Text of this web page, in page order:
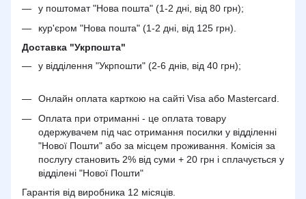
у поштомат "Нова пошта" (1-2 дні, від 80 грн);
кур'єром "Нова пошта" (1-2 дні, від 125 грн).
Доставка "Укрпошта"
у відділення "Укрпошти" (2-6 днів, від 40 грн);
Онлайн оплата карткою на сайті Visa або Mastercard.
Оплата при отриманні - це оплата товару
одержувачем під час отримання посилки у відділенні
"Нової Пошти" або за місцем проживання. Комісія за
послугу становить 2% від суми + 20 грн і сплачується у
відділені "Нової Пошти"
Гарантія від виробника 12 місяців.